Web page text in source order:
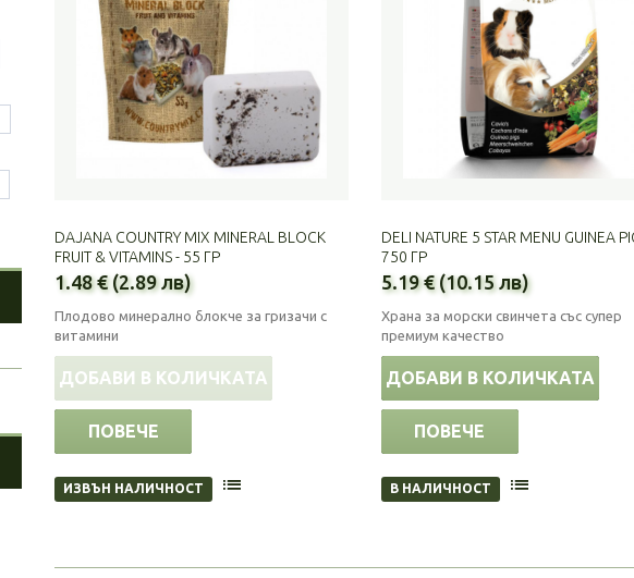
DAJANA COUNTRY MIX MINERAL BLOCK
FRUIT & VITAMINS - 55 ГР
1.48 € (2.89 лв)
Плодово минерално блокче за гризачи с
витамини
ДОБАВИ В КОЛИЧКАТА
ПОВЕЧЕ
ИЗВЪН НАЛИЧНОСТ
DELI NATURE 5 STAR MENU GUINEA
750 ГР
5.19 € (10.15 лв)
Храна за морски свинчета със супер
премиум качество
ДОБАВИ В КОЛИЧКАТА
ПОВЕЧЕ
В НАЛИЧНОСТ